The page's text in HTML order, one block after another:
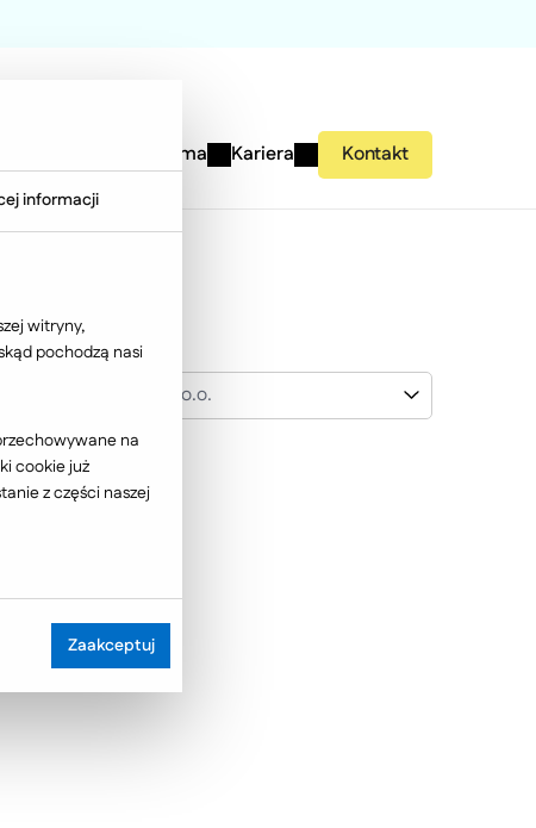
Firma Kariera Kontakt
JB Investments Sp. z o.o.
informacji
witryny,
pochodzą nasi
na
cookie już
z części naszej
Zaakceptuj